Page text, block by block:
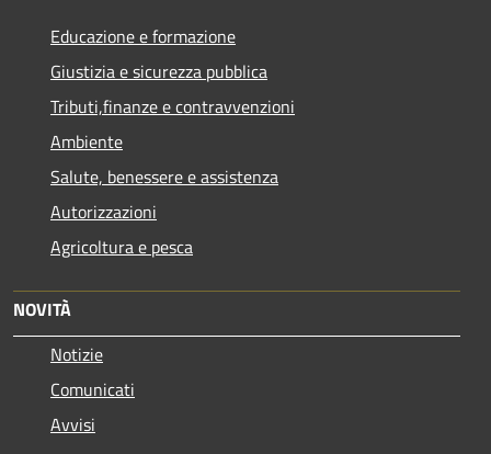
Educazione e formazione
Giustizia e sicurezza pubblica
Tributi,finanze e contravvenzioni
Ambiente
Salute, benessere e assistenza
Autorizzazioni
Agricoltura e pesca
NOVITÀ
Notizie
Comunicati
Avvisi